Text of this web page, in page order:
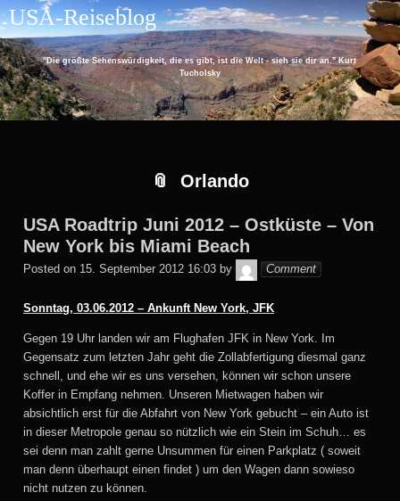
Skip
to
content
Skip
to
RECENT-
POSTS-
2
Skip
to
ARCHIVES-
2
Skip
to
CATEGORIES-
2
Skip
to
EU_COOKIE_LAW_WIDGET-
2
USA-Reiseblog
"Die größte Sehenswürdigkeit, die es gibt, ist die Welt - sieh sie dir an." Kurt
Tucholsky
Orlando
USA Roadtrip Juni 2012 – Ostküste – Von
New York bis Miami Beach
Posted on 15. September 2012 16:03 by Monika
Comment
Sonntag, 03.06.2012 – Ankunft New York, JFK
Gegen 19 Uhr landen wir am Flughafen JFK in New York. Im
Gegensatz zum letzten Jahr geht die Zollabfertigung diesmal ganz
schnell, und ehe wir es uns versehen, können wir schon unsere
Koffer in Empfang nehmen. Unseren Mietwagen haben wir
absichtlich erst für die Abfahrt von New York gebucht – ein Auto ist
in dieser Metropole genau so nützlich wie ein Stein im Schuh… es
sei denn man zahlt gerne Unsummen für einen Parkplatz ( soweit
man denn überhaupt einen findet ) um den Wagen dann sowieso
nicht nutzen zu können.